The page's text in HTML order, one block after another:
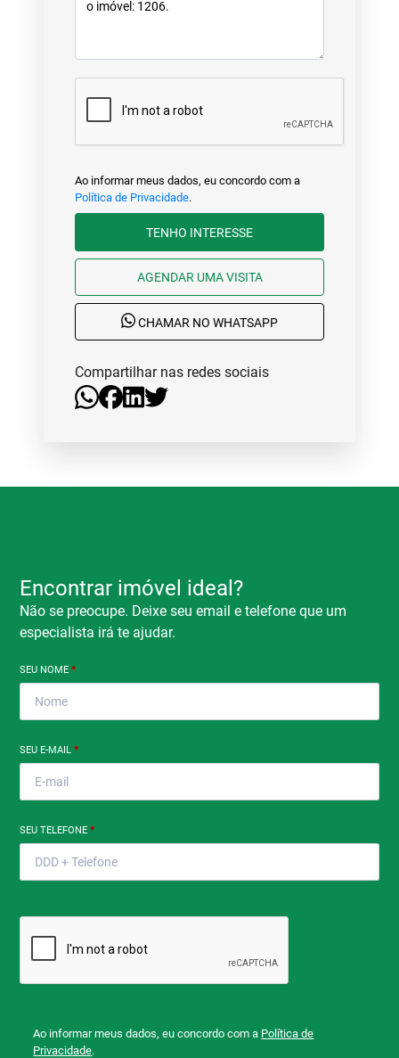
Ao informar meus dados, eu concordo com a
Política de Privacidade.
TENHO INTERESSE
AGENDAR UMA VISITA
CHAMAR NO WHATSAPP
Compartilhar nas redes sociais
Encontrar imóvel ideal?
Não se preocupe. Deixe seu email e telefone que um
especialista irá te ajudar.
SEU NOME*
SEU E-MAIL*
SEU TELEFONE*
Ao informar meus dados, eu concordo com a Política de
Privacidade.